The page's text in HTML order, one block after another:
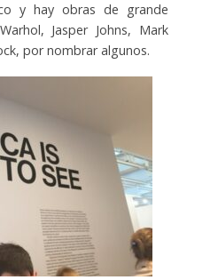
y hay obras de grande
Jasper Johns, Mark
por nombrar algunos.